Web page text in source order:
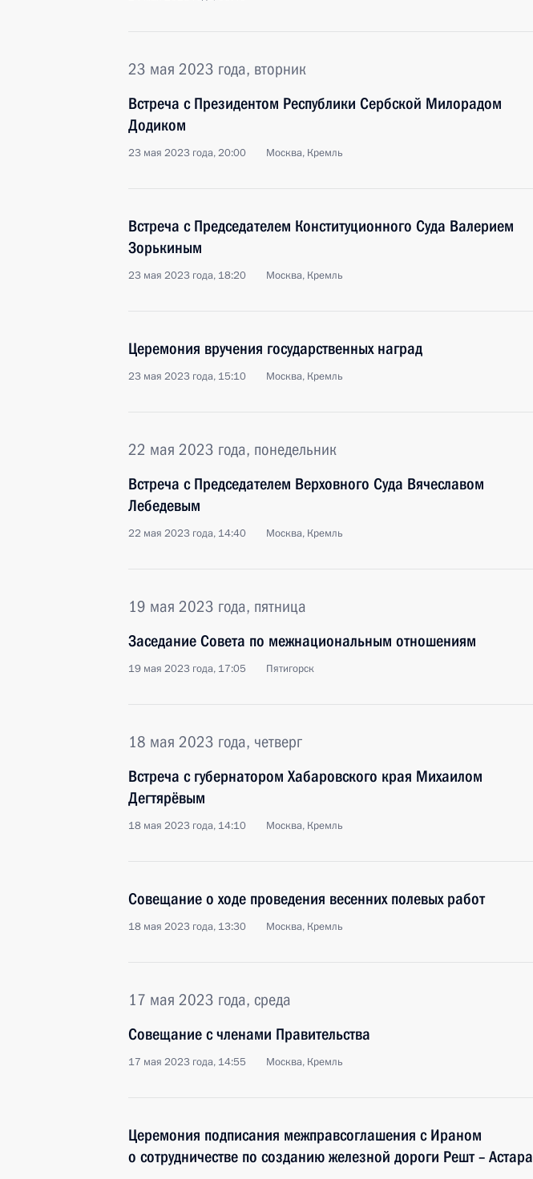
23 мая 2023 года, вторник
Встреча с Президентом Республики Сербской Милорадом
Додиком
23 мая 2023 года, 20:00 Москва, Кремль
Встреча с Председателем Конституционного Суда Валерием
Зорькиным
23 мая 2023 года, 18:20 Москва, Кремль
Церемония вручения государственных наград
23 мая 2023 года, 15:10 Москва, Кремль
22 мая 2023 года, понедельник
Встреча с Председателем Верховного Суда Вячеславом
Лебедевым
22 мая 2023 года, 14:40 Москва, Кремль
19 мая 2023 года, пятница
Заседание Совета по межнациональным отношениям
19 мая 2023 года, 17:05 Пятигорск
18 мая 2023 года, четверг
Встреча с губернатором Хабаровского края Михаилом
Дегтярёвым
18 мая 2023 года, 14:10 Москва, Кремль
Совещание о ходе проведения весенних полевых работ
18 мая 2023 года, 13:30 Москва, Кремль
17 мая 2023 года, среда
Совещание с членами Правительства
17 мая 2023 года, 14:55 Москва, Кремль
Церемония подписания межправcоглашения с Ираном
о сотрудничестве по созданию железной дороги Решт – Астара